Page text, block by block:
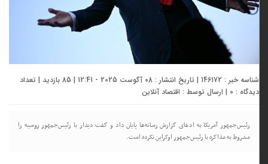
شناسه خبر : 146172 | تاریخ انتشار : 08 آگوست 2025 - 12:41 | 85 بازدید | تعداد
دیدگاه :0 | ارسال توسط :اقتصاد آنلاین
رئیس‌جمهور آمریکا به ادعای گزارش رسانه‌ها پایان داد و گفت دیدار با رئیس‌جمهور روسیه را
مشروط به مذاکره با رئیس‌جمهور اوکراین نکرده است.